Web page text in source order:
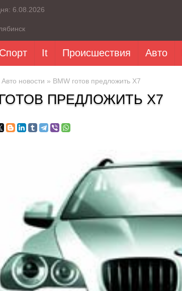
6.08.2026
Спорт It Происшествия Авто
Авто новости » BMW готов предложить X7
ГОТОВ ПРЕДЛОЖИТЬ X7